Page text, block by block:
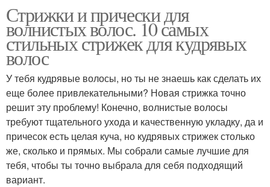
Стрижки и прически для
волнистых волос. 10 самых
стильных стрижек для кудрявых
волос
У тебя кудрявые волосы, но ты не знаешь как сделать их
еще более привлекательными? Новая стрижка точно
решит эту проблему! Конечно, волнистые волосы
требуют тщательного ухода и качественную укладку, да и
причесок есть целая куча, но кудрявых стрижек столько
же, сколько и прямых. Мы собрали самые лучшие для
тебя, чтобы ты точно выбрала для себя подходящий
вариант.